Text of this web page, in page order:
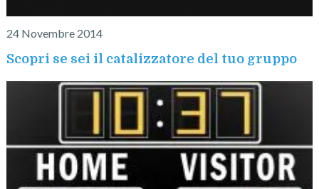
24 Novembre 2014
Scopri se sei il catalizzatore del tuo gruppo